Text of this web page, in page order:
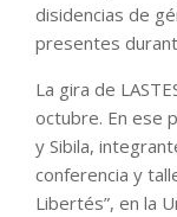
disidencias de
presentes
La gira de
octubre. En ese
y Sibila,
conferencia y
Libertés”, en la